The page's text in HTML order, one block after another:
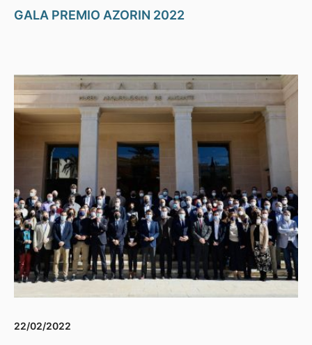
GALA PREMIO AZORIN 2022
22/02/2022